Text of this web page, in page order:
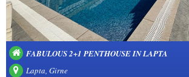
FABULOUS 2+1 PENTHOUSE IN LAPTA
Lapta, Girne